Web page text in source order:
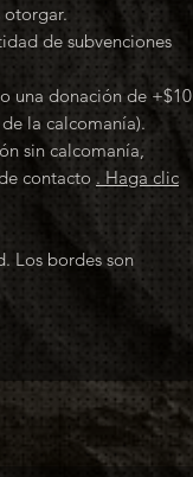
otorgar.
de subvenciones
una donación de +$10
la calcomanía).
sin calcomanía,
contacto . Haga clic
Los bordes son